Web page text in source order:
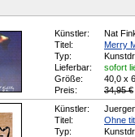
Künstler:
Nat
Titel:
Merry
Typ:
Lieferbar:
sofort
Größe:
40,0 x
Preis:
34,95 €
Künstler:
Titel:
Ohne
Typ: